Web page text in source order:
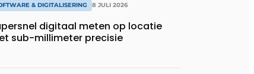
& DIGITALISERING 8 JULI 2026
digitaal meten op locatie
sub-millimeter precisie